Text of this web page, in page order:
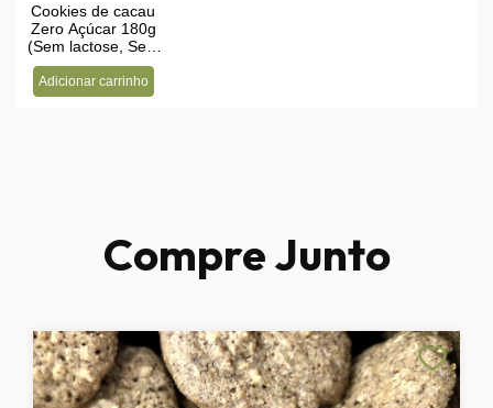
Compre Junto